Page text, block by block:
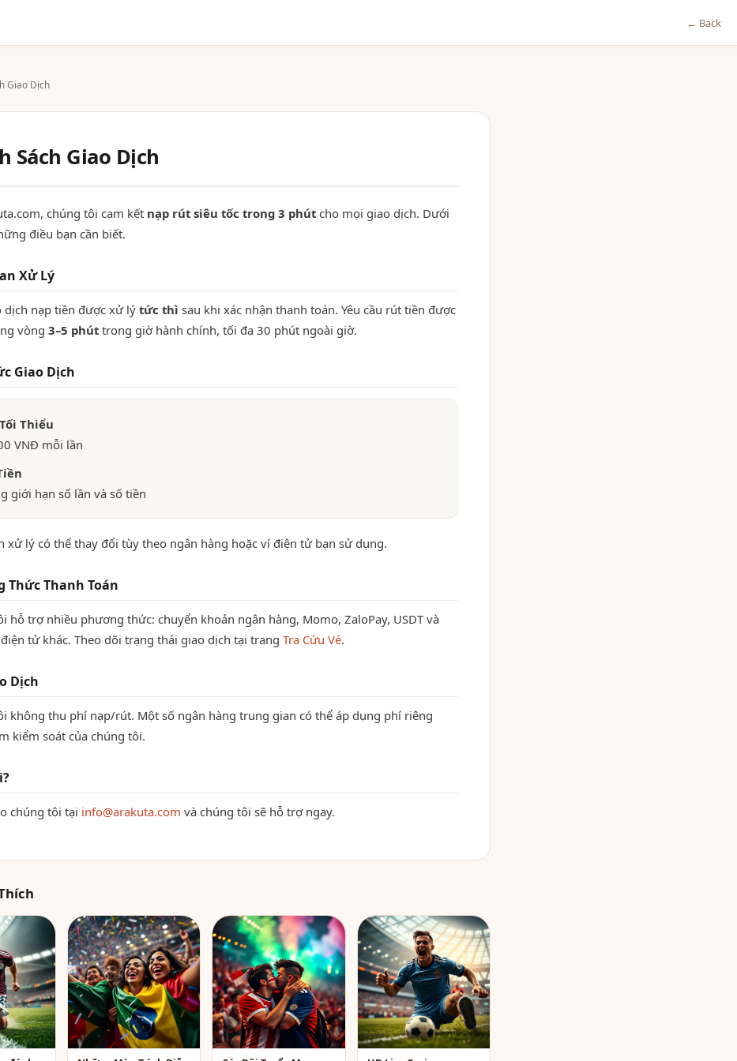
← Back
Giao Dịch
Sách Giao Dịch
chúng tôi cam kết nạp rút siêu tốc trong 3 phút cho mọi giao dịch. Dưới
điều bạn cần biết.
Xử Lý
dịch nạp tiền được xử lý tức thì sau khi xác nhận thanh toán. Yêu cầu rút tiền được
vòng 3–5 phút trong giờ hành chính, tối đa 30 phút ngoài giờ.
Giao Dịch
Thiểu
VNĐ mỗi lần
giới hạn số lần và số tiền
xử lý có thể thay đổi tùy theo ngân hàng hoặc ví điện tử bạn sử dụng.
Thức Thanh Toán
hỗ trợ nhiều phương thức: chuyển khoản ngân hàng, Momo, ZaloPay, USDT và
tử khác. Theo dõi trạng thái giao dịch tại trang Tra Cứu Vé.
Dịch
không thu phí nạp/rút. Một số ngân hàng trung gian có thể áp dụng phí riêng
kiểm soát của chúng tôi.
chúng tôi tại info@arakuta.com và chúng tôi sẽ hỗ trợ ngay.